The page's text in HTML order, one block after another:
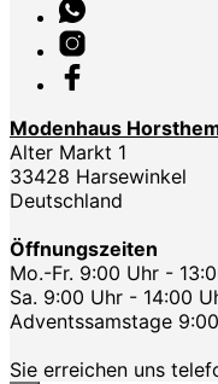
Modenhaus
Alter Markt 1
33428 Harsewinkel
Deutschland
Öffnungszeiten
Mo.-Fr. 9:00 Uhr -
Sa. 9:00 Uhr - 14:00
Adventssamstage
Sie erreichen uns